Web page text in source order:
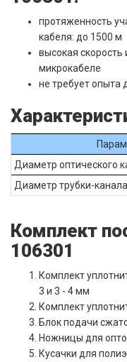
протяженность
кабеля: до 1500 м
высокая
микрокабеле
не требует опыта
Диаметр оптического
Диаметр трубки-канала
Комплект
106301
Комплект
3 и 3 - 4 мм
Комплект
Блок подачи
Ножницы для
Кусачки для